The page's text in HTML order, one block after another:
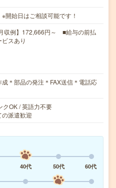
開始日はご相談可能です！
収例】172,666円～ ■給与の前払
スあり
＊部品の発注＊FAX送信＊電話応
クOK / 英語力不要
派遣歓迎
40代 50代
60代